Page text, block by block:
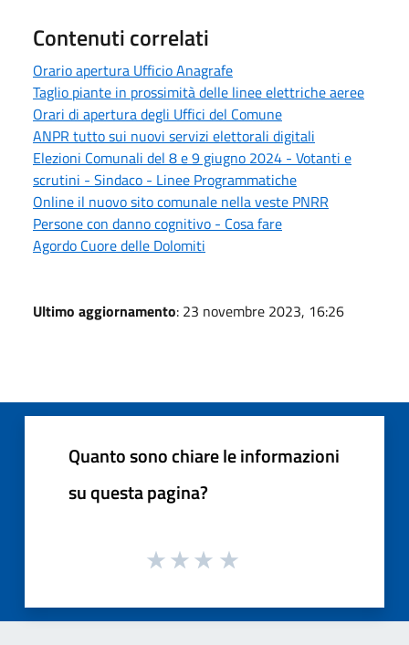
Contenuti correlati
Orario apertura Ufficio Anagrafe
Taglio piante in prossimità delle linee elettriche aeree
Orari di apertura degli Uffici del Comune
ANPR tutto sui nuovi servizi elettorali digitali
Elezioni Comunali del 8 e 9 giugno 2024 - Votanti e
scrutini - Sindaco - Linee Programmatiche
Online il nuovo sito comunale nella veste PNRR
Persone con danno cognitivo - Cosa fare
Agordo Cuore delle Dolomiti
Ultimo aggiornamento: 23 novembre 2023, 16:26
Quanto sono chiare le informazioni
su questa pagina?